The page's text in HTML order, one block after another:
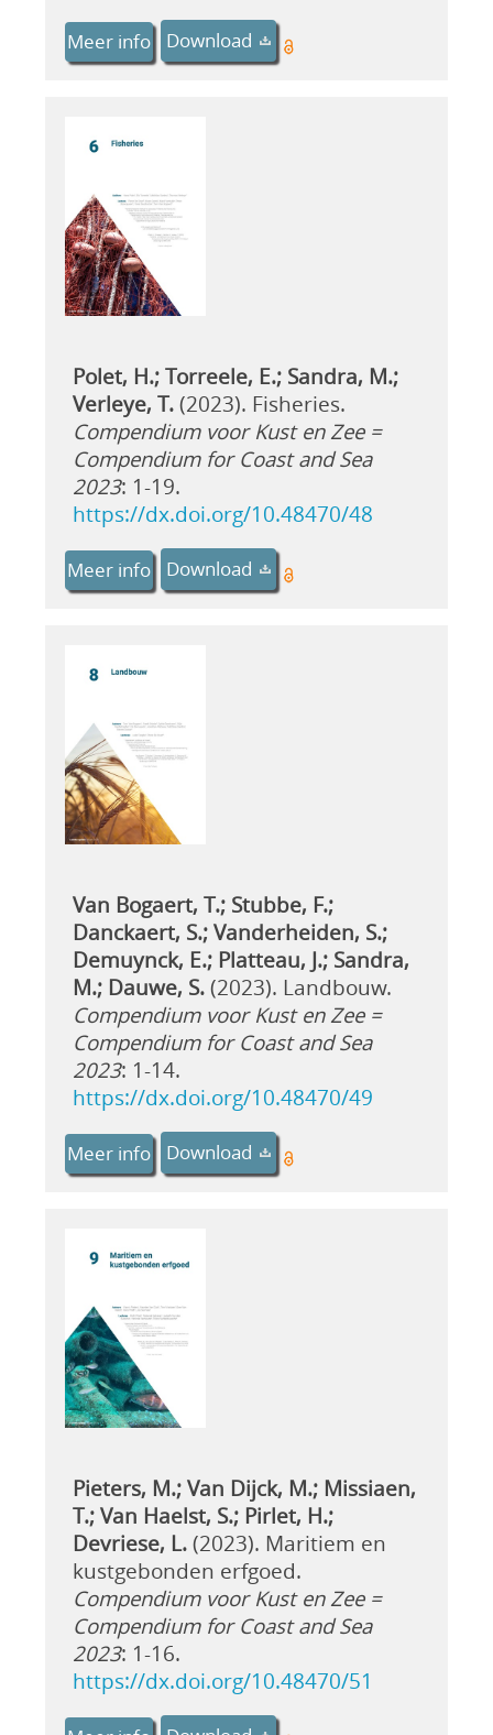
Meer info Download
Polet, H.; Torreele, E.; Sandra, M.;
Verleye, T.(2023). Fisheries.
Compendium voor Kust en Zee =
Compendium for Coast and Sea
2023: 1-19.
https://dx.doi.org/10.48470/48
Meer info Download
Van Bogaert, T.; Stubbe, F.;
Danckaert, S.; Vanderheiden, S.;
Demuynck, E.; Platteau, J.; Sandra,
M.; Dauwe, S.(2023). Landbouw.
Compendium voor Kust en Zee =
Compendium for Coast and Sea
2023: 1-14.
https://dx.doi.org/10.48470/49
Meer info Download
Pieters, M.; Van Dijck, M.; Missiaen,
T.; Van Haelst, S.; Pirlet, H.;
Devriese, L.(2023). Maritiem en
kustgebonden erfgoed.
Compendium voor Kust en Zee =
Compendium for Coast and Sea
2023: 1-16.
https://dx.doi.org/10.48470/51